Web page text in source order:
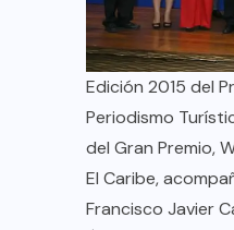
Edición 2015 del
Periodismo
del Gran Premio,
El Caribe,
Francisco Javier